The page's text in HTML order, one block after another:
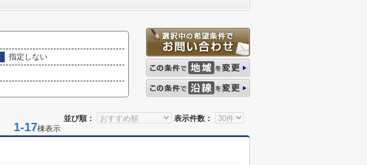
指定しない
並び順：
表示件数：
1-17棟表示